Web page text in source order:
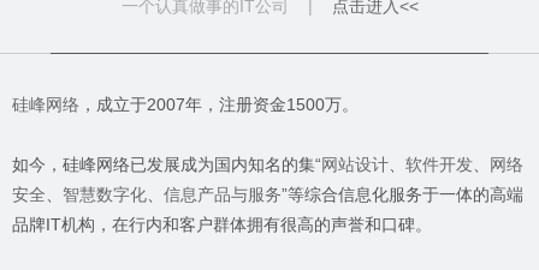
一个认真做事的IT公司 | 点击进入<<
硅峰网络 ，成立于2007年，注册资金1500万。
如今，硅峰网络已发展成为国内知名的集“网站设计 软件开发
网络
安全
智慧数字化 信息产品与服务”等综合信息化服务于一体的高端
品牌IT机构，在行内和客户群体拥有很高的声誉和口碑。